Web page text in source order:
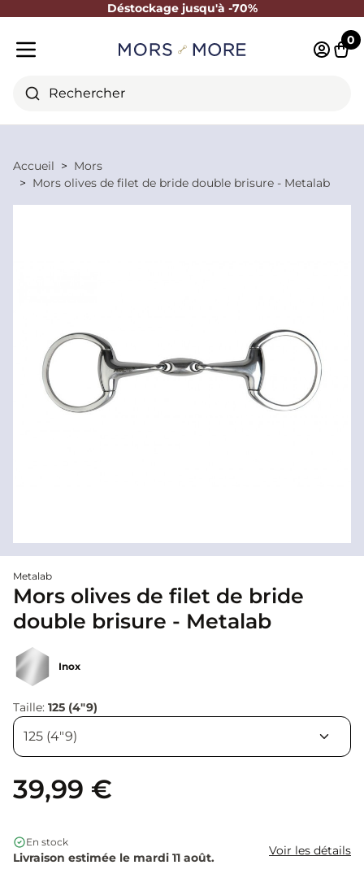
Déstockage jusqu'à -70%
Fermer
Rechercher
0
Accueil
Mors
Mors olives de filet de bride double brisure - Metalab
Metalab
Mors olives de filet de bride
double brisure - Metalab
Inox
Taille: 125 (4"9)
39,99 €
En stock
Livraison estimée le mardi 11 août. Voir les détails